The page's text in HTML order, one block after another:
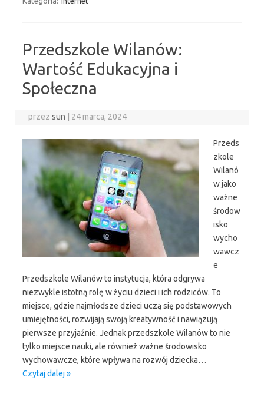
Przedszkole Wilanów:
Wartość Edukacyjna i
Społeczna
przezsun 24 marca, 2024
Przeds
zkole
Wilanó
w jako
ważne
środow
isko
wycho
wawcz
e
Przedszkole Wilanów to instytucja, która odgrywa
niezwykle istotną rolę w życiu dzieci i ich rodziców. To
miejsce, gdzie najmłodsze dzieci uczą się podstawowych
umiejętności, rozwijają swoją kreatywność i nawiązują
pierwsze przyjaźnie. Jednak przedszkole Wilanów to nie
tylko miejsce nauki, ale również ważne środowisko
wychowawcze, które wpływa na rozwój dziecka…
Czytaj dalej »